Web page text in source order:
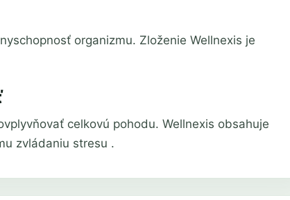
organizmu. Zloženie Wellnexis je
celkovú pohodu. Wellnexis obsahuje
zvládaniu stresu .